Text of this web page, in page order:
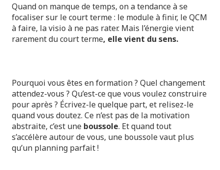
Quand on manque de temps, on a tendance à se
focaliser sur le court terme : le module à finir, le QCM
à faire, la visio à ne pas rater. Mais l’énergie vient
rarement du court terme, elle vient du sens.
Pourquoi vous êtes en formation ? Quel changement
attendez-vous ? Qu’est-ce que vous voulez construire
pour après ? Écrivez-le quelque part, et relisez-le
quand vous doutez. Ce n’est pas de la motivation
abstraite, c’est une boussole. Et quand tout
s’accélère autour de vous, une boussole vaut plus
qu’un planning parfait !